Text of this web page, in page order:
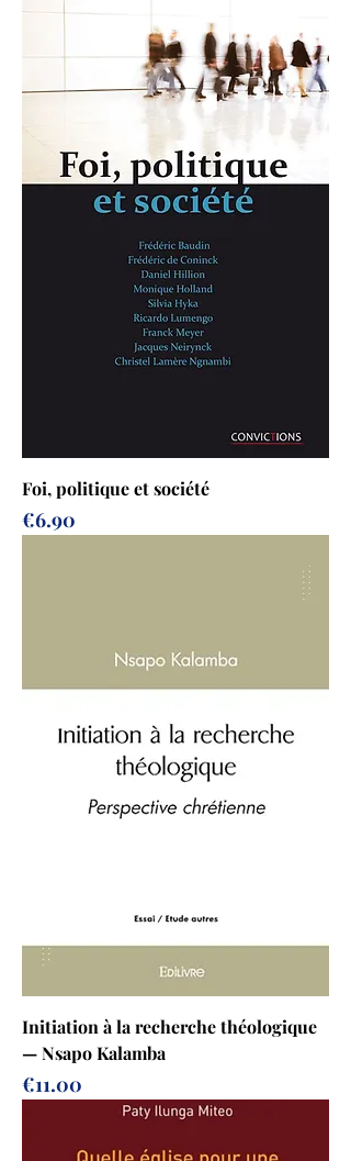
Foi, politique et société
Prix
€6.90
Initiation à la recherche théologique
— Nsapo Kalamba
Prix
€11.00